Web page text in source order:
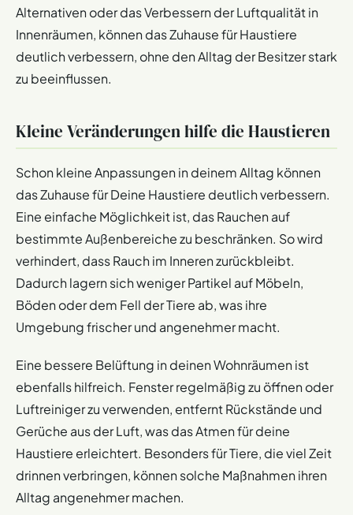
Alternativen oder das Verbessern der Luftqualität in
Innenräumen, können das Zuhause für Haustiere
deutlich verbessern, ohne den Alltag der Besitzer stark
zu beeinflussen.
Kleine Veränderungen hilfe die Haustieren
Schon kleine Anpassungen in deinem Alltag können
das Zuhause für Deine Haustiere deutlich verbessern.
Eine einfache Möglichkeit ist, das Rauchen auf
bestimmte Außenbereiche zu beschränken. So wird
verhindert, dass Rauch im Inneren zurückbleibt.
Dadurch lagern sich weniger Partikel auf Möbeln,
Böden oder dem Fell der Tiere ab, was ihre
Umgebung frischer und angenehmer macht.
Eine bessere Belüftung in deinen Wohnräumen ist
ebenfalls hilfreich. Fenster regelmäßig zu öffnen oder
Luftreiniger zu verwenden, entfernt Rückstände und
Gerüche aus der Luft, was das Atmen für deine
Haustiere erleichtert. Besonders für Tiere, die viel Zeit
drinnen verbringen, können solche Maßnahmen ihren
Alltag angenehmer machen.